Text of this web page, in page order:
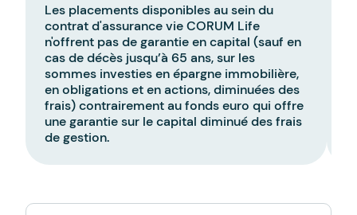
Les placements disponibles au sein du
contrat d'assurance vie CORUM Life
n'offrent pas de garantie en capital (sauf en
cas de décès jusqu’à 65 ans, sur les
sommes investies en épargne immobilière,
en obligations et en actions, diminuées des
frais) contrairement au fonds euro qui offre
une garantie sur le capital diminué des frais
de gestion.